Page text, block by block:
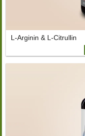
L-Arginin & L-Citrullin